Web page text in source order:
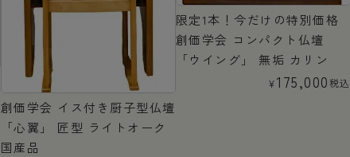
創価学会 イス付き厨子型仏壇
「心翼」 匠型 ライトオーク
国産品
限定1本！今だけの特別価格
創価学会 コンパクト仏壇
「ウイング」 無垢 カリン
¥175,000税込